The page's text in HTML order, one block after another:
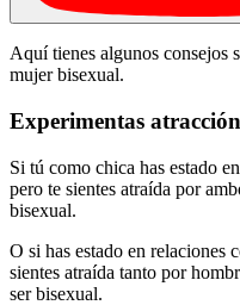
Aquí tienes algunos consejos
mujer bisexual.
Experimentas
Si tú como chica has estado
pero te sientes atraída por
bisexual.
O si has estado en relaciones
sientes atraída tanto por
ser bisexual.